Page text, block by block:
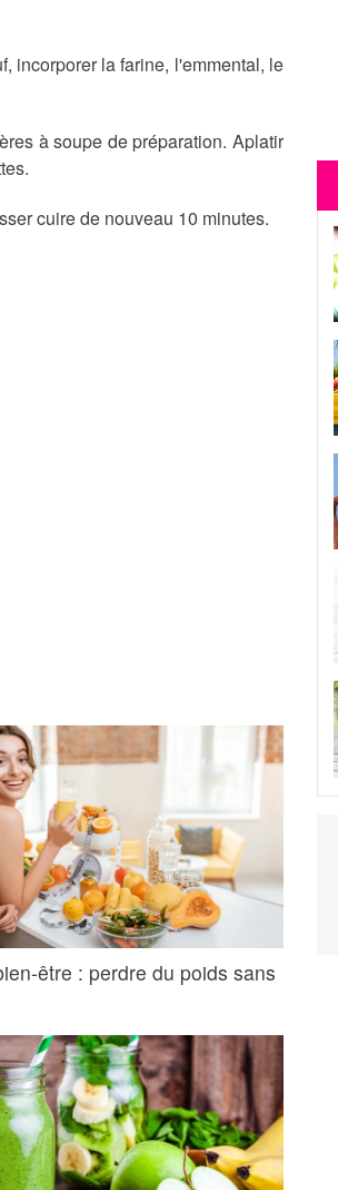
incorporer la farine, l'emmental, le
à soupe de préparation. Aplatir
cuire de nouveau 10 minutes.
être : perdre du poids sans